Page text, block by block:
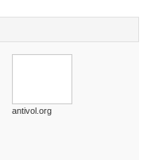
antivol.org